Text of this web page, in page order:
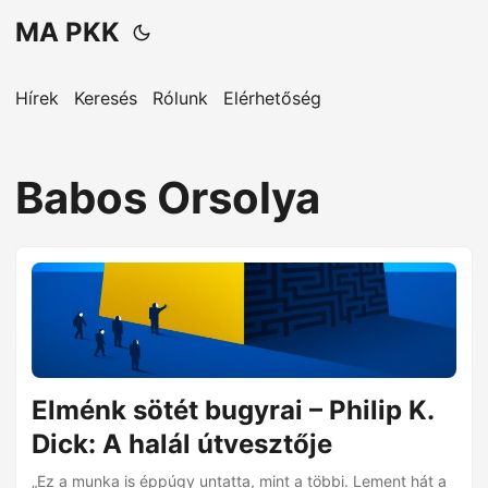
MA PKK
Hírek Keresés Rólunk Elérhetőség
Babos Orsolya
Elménk sötét bugyrai – Philip K.
Dick: A halál útvesztője
„Ez a munka is éppúgy untatta, mint a többi. Lement hát a